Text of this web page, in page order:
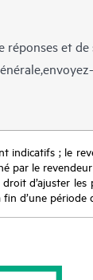
réponses et
indicatifs ; le
par le
d’ajuster
d’une